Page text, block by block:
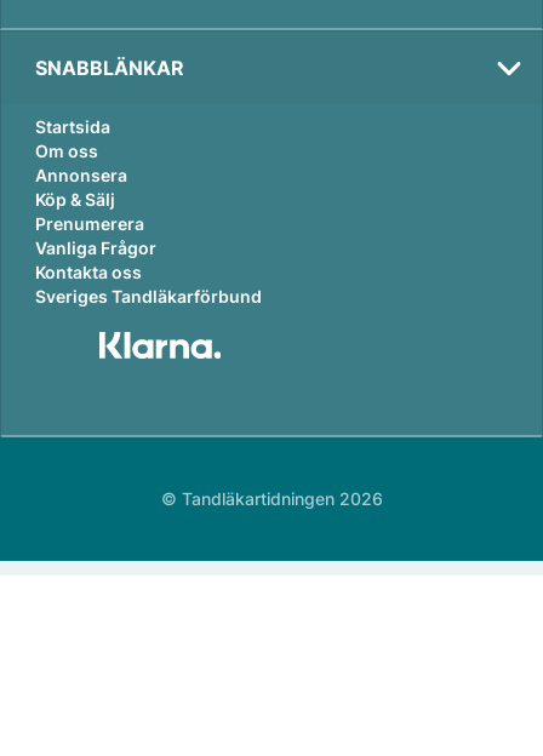
SNABBLÄNKAR
Startsida
Om oss
Annonsera
Köp & Sälj
Prenumerera
Vanliga Frågor
Kontakta oss
Sveriges Tandläkarförbund
© Tandläkartidningen 2026